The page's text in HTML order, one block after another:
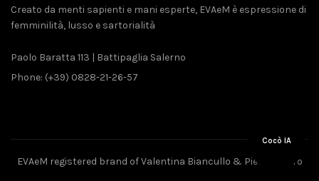
Creato da menti sapienti e mani esperte, EVAeM è espressione di
femminilità, lusso e sartorialità
Paolo Baratta 113 | Battipaglia Salerno
Phone: (+39) 0828-21-26-57
EVAeM registered brand of Valentina Biancullo & Pietro Piliero
Cocò IA